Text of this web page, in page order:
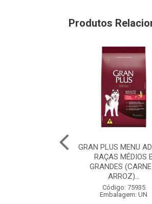
Produtos
GRAN PLUS MENU
RAÇAS MÉDIOS
GRANDES
ARROZ)...
Código: 75935
Embalagem: UN